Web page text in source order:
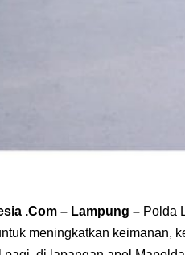
.Com – Lampung – Polda
meningkatkan keimanan,